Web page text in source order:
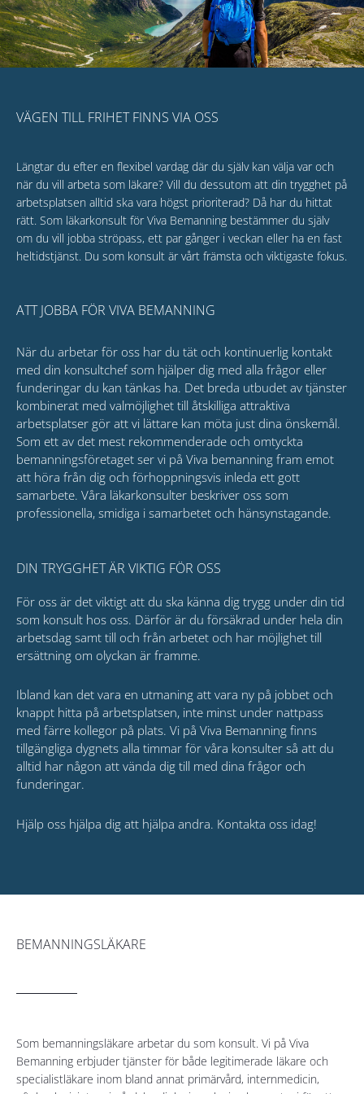
VÄGEN TILL FRIHET FINNS VIA OSS
Längtar du efter en flexibel vardag där du själv kan välja var och
när du vill arbeta som läkare? Vill du dessutom att din trygghet på
arbetsplatsen alltid ska vara högst prioriterad? Då har du hittat
rätt. Som läkarkonsult för Viva Bemanning bestämmer du själv
om du vill jobba ströpass, ett par gånger i veckan eller ha en fast
heltidstjänst. Du som konsult är vårt främsta och viktigaste fokus.
ATT JOBBA FÖR VIVA BEMANNING
När du arbetar för oss har du tät och kontinuerlig kontakt
med din konsultchef som hjälper dig med alla frågor eller
funderingar du kan tänkas ha. Det breda utbudet av tjänster
kombinerat med valmöjlighet till åtskilliga attraktiva
arbetsplatser gör att vi lättare kan möta just dina önskemål.
Som ett av det mest rekommenderade och omtyckta
bemanningsföretaget ser vi på Viva bemanning fram emot
att höra från dig och förhoppningsvis inleda ett gott
samarbete. Våra läkarkonsulter beskriver oss som
professionella, smidiga i samarbetet och hänsynstagande.
DIN TRYGGHET ÄR VIKTIG FÖR OSS
För oss är det viktigt att du ska känna dig trygg under din tid
som konsult hos oss. Därför är du försäkrad under hela din
arbetsdag samt till och från arbetet och har möjlighet till
ersättning om olyckan är framme.
Ibland kan det vara en utmaning att vara ny på jobbet och
knappt hitta på arbetsplatsen, inte minst under nattpass
med färre kollegor på plats. Vi på Viva Bemanning finns
tillgängliga dygnets alla timmar för våra konsulter så att du
alltid har någon att vända dig till med dina frågor och
funderingar.
Hjälp oss hjälpa dig att hjälpa andra. Kontakta oss idag!
BEMANNINGSLÄKARE
Som bemanningsläkare arbetar du som konsult. Vi på Viva
Bemanning erbjuder tjänster för både legitimerade läkare och
specialistläkare inom bland annat primärvård, internmedicin,